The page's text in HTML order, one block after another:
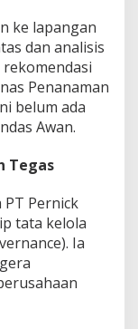
ke lapangan
dan analisis
Penanaman
belum ada
Awan.
Tegas
PT Pernick
tata kelola
Ia